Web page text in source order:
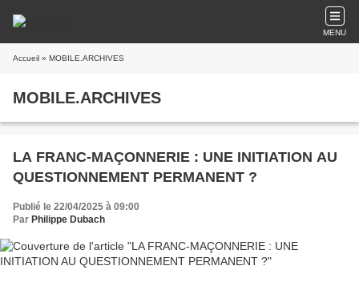
MENU
Accueil » MOBILE.ARCHIVES
MOBILE.ARCHIVES
LA FRANC-MAÇONNERIE : UNE INITIATION AU
QUESTIONNEMENT PERMANENT ?
Publié le 22/04/2025 à 09:00
Par Philippe Dubach